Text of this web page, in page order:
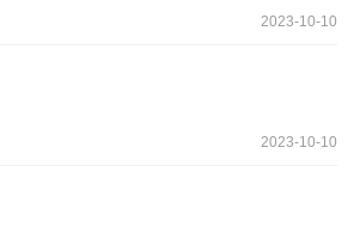
2023-10-10
2023-10-10